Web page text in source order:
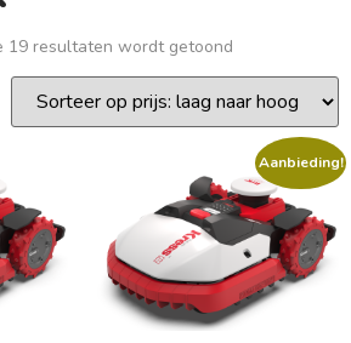
19 resultaten wordt getoond
Aanbieding!